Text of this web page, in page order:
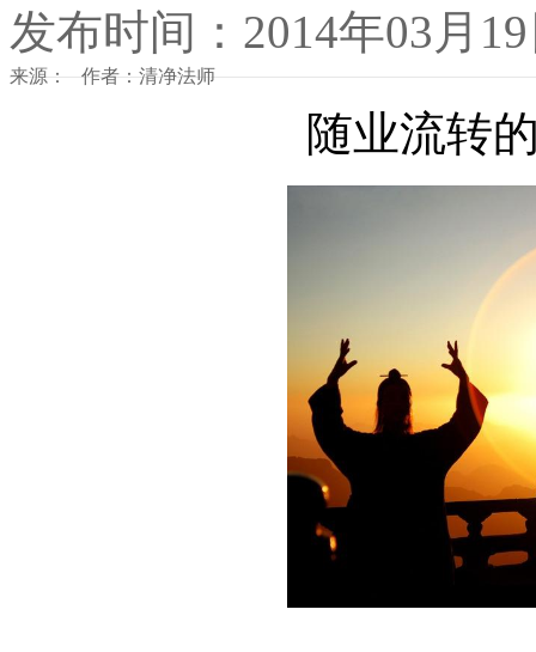
发布时间：2014年03月
来源： 作者：清净法师
随业流转